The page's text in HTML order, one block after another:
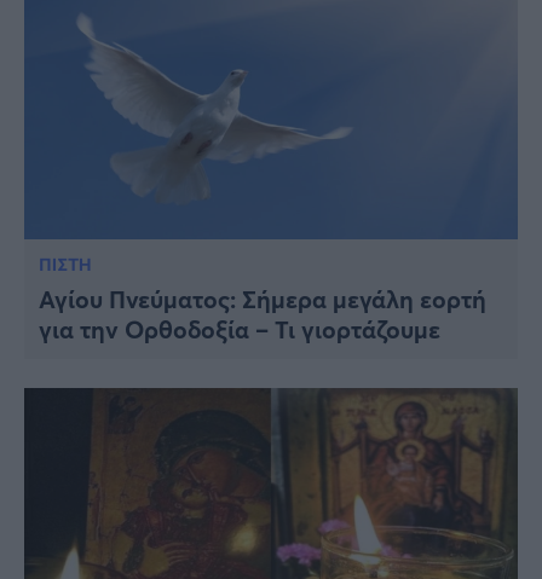
ΠΙΣΤΗ
Αγίου Πνεύματος: Σήμερα μεγάλη εορτή
για την Ορθοδοξία – Τι γιορτάζουμε